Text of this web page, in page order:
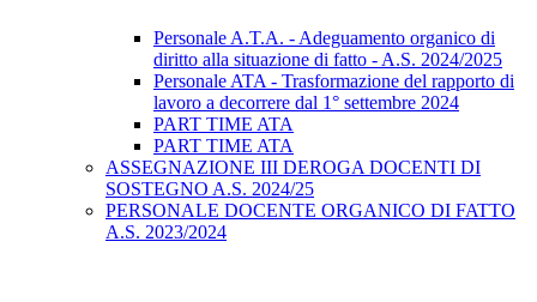
Personale A.T.A. - Adeguamento organico di
diritto alla situazione di fatto - A.S. 2024/2025
Personale ATA - Trasformazione del rapporto di
lavoro a decorrere dal 1° settembre 2024
PART TIME ATA
PART TIME ATA
ASSEGNAZIONE III DEROGA DOCENTI DI
SOSTEGNO A.S. 2024/25
PERSONALE DOCENTE ORGANICO DI FATTO
A.S. 2023/2024